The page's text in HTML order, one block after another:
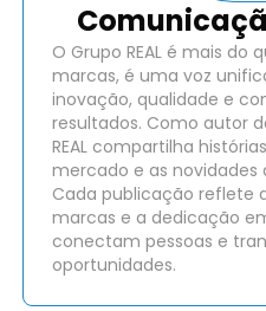
O Grupo REAL é mais do
marcas, é uma voz
inovação, qualidade e
resultados. Como autor
REAL compartilha
mercado e as
Cada publicação reflete
marcas e a dedicação
conectam pessoas e
oportunidades.